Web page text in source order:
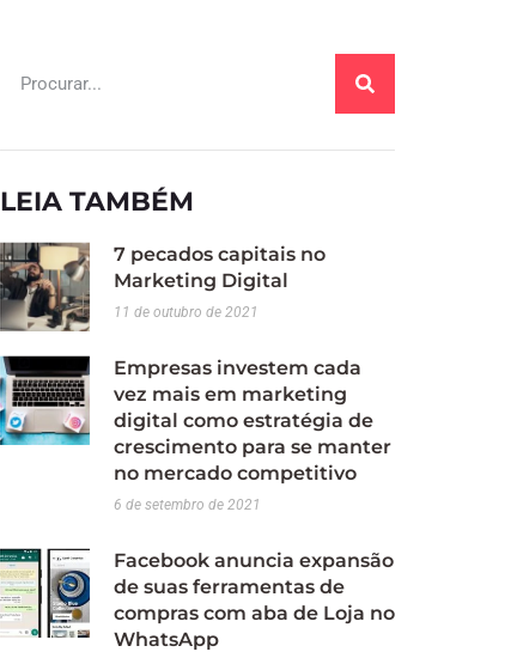
LEIA TAMBÉM
7 pecados capitais no
Marketing Digital
11 de outubro de 2021
Empresas investem cada
vez mais em marketing
digital como estratégia de
crescimento para se manter
no mercado competitivo
6 de setembro de 2021
Facebook anuncia expansão
de suas ferramentas de
compras com aba de Loja no
WhatsApp